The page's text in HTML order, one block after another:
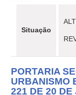
Situação
PORTARIA
URBANISMO
221 DE 20